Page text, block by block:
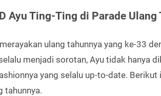
Ayu Ting-Ting di Parade Ulang
ulang tahunnya yang ke-33
menjadi sorotan, Ayu tidak hanya
yang selalu up-to-date.
tahunnya.